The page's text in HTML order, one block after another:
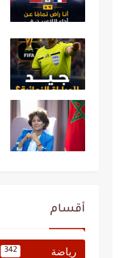
أقسام
رياضة 342